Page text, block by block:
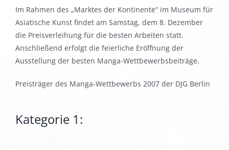
Im Rahmen des „Marktes der Kontinente“ im Museum für
Asiatische Kunst findet am Samstag, dem 8. Dezember
die Preisverleihung für die besten Arbeiten statt.
Anschließend erfolgt die feierliche Eröffnung der
Ausstellung der besten Manga-Wettbewerbsbeiträge.
Preisträger des Manga-Wettbewerbs 2007 der DJG Berlin
Kategorie 1: